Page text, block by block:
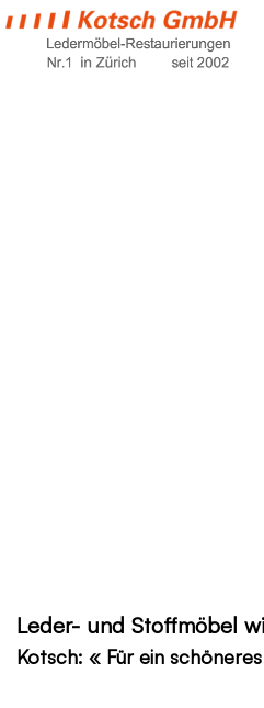
Leder- und Stoffmöbel
Kotsch: « Für ein